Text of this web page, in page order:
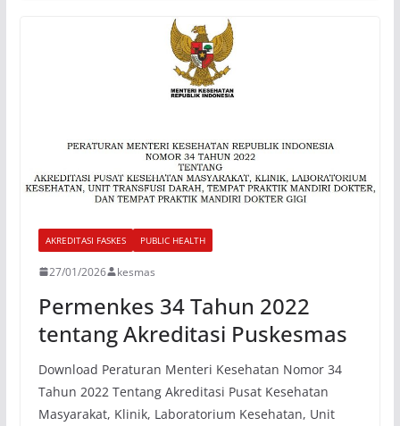
AKREDITASI FASKES PUBLIC HEALTH
27/01/2026 kesmas
Permenkes 34 Tahun 2022
tentang Akreditasi Puskesmas
Download Peraturan Menteri Kesehatan Nomor 34
Tahun 2022 Tentang Akreditasi Pusat Kesehatan
Masyarakat, Klinik, Laboratorium Kesehatan, Unit